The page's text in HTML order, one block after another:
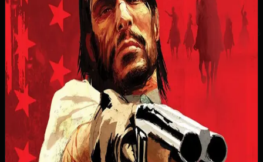
PS3 : 18.05.2010 Xbox 360:18.05.2010,
:
17.08.2023, Xbox One:17.08.2023,Nintendo Switch 1
17.08.2023
PC 29.10.2024,PS5:02.12.2025 Xbox Series
02.12.2025
Nintendo Switch 2:02.12.2025
Достижения / Трофеи